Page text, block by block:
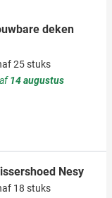
deken
25 stuks
14 augustus
Nesy
18 stuks